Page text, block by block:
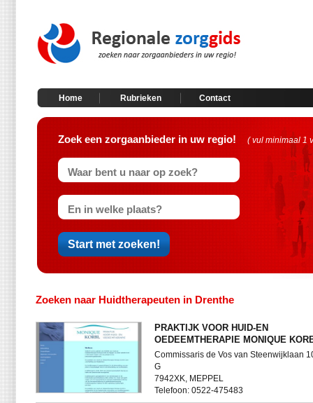
Home Rubrieken Contact
Zoek een zorgaanbieder in uw regio! ( vul minimaal 1
Zoeken naar Huidtherapeuten in Drenthe
PRAKTIJK VOOR HUID-EN
OEDEEMTHERAPIE MONIQUE
Commissaris de Vos van Steenwijklaan
G
7942XK, MEPPEL
Telefoon: 0522-475483